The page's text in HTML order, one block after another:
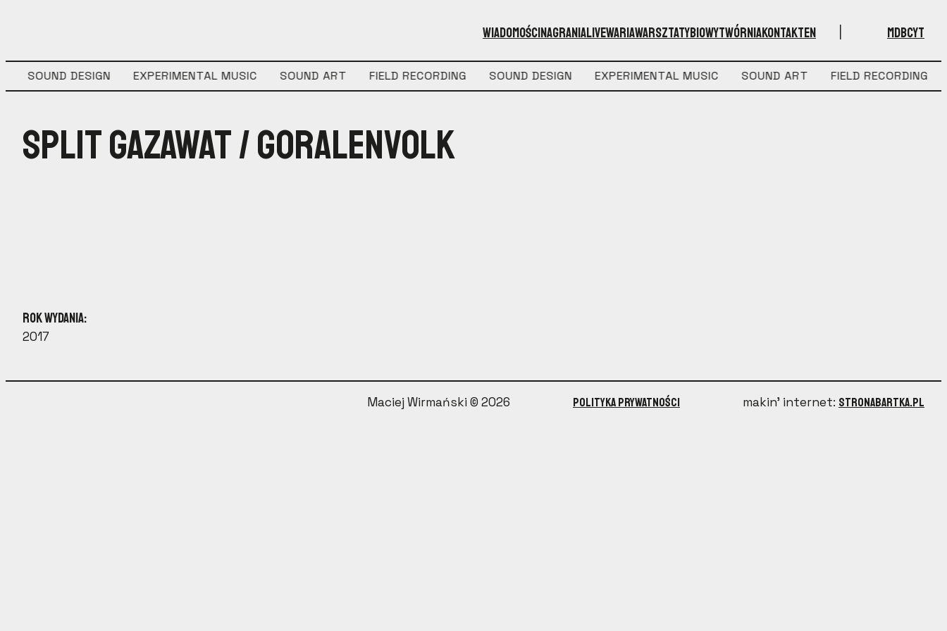
WIADOMOŚCINAGRANIALIVEWARIAWARSZTATYBIOWYTWÓRNIAKONTAKTEN MDBCYT
SOUND DESIGN EXPERIMENTAL MUSIC SOUND ART FIELD RECORDING SOUND DESIGN EXPERIMENTAL MUSIC SOUND ART FIELD RECORDING
Split Gazawat / Goralenvolk
Rok wydania:
2017
Maciej Wirmański © 2026 Polityka Prywatności makin’ internet: stronabartka.pl